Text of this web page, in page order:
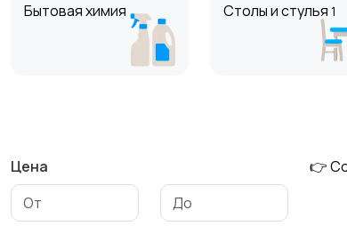
Бытовая химия Столы и стулья 1
Садовая мебель
Цена 👉